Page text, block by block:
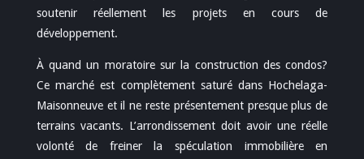
soutenir réellement les projets en cours de
développement.
À quand un moratoire sur la construction des condos?
Ce marché est complètement saturé dans Hochelaga-
Maisonneuve et il ne reste présentement presque plus de
terrains vacants. L’arrondissement doit avoir une réelle
volonté de freiner la spéculation immobilière en